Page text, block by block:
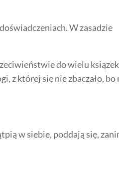
W zasadzie
do wielu ksiązek
z której się nie zbaczało, bo
w siebie, poddają się,